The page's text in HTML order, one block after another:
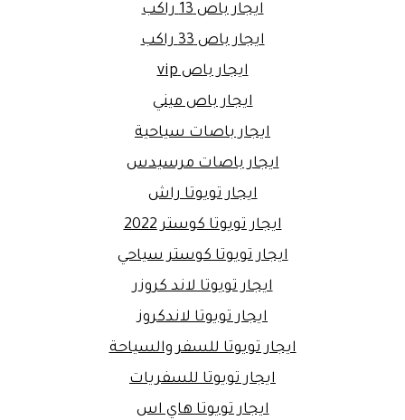
ايجار باص 13 راكب
ايجار باص 33 راكب
ايجار باص vip
ايجار باص ميني
ايجار باصات سياحية
ايجار باصات مرسيدس
ايجار تويوتا راش
ايجار تويوتا كوستر 2022
ايجار تويوتا كوستر سياحي
ايجار تويوتا لاند كروزر
ايجار تويوتا لاندكروز
ايجار تويوتا للسفر والسياحة
ايجار تويوتا للسفريات
ايجار تويوتا هاي اس